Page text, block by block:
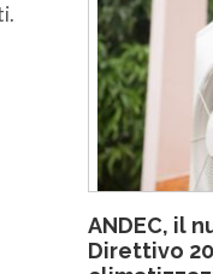
ANDEC, il
Direttivo